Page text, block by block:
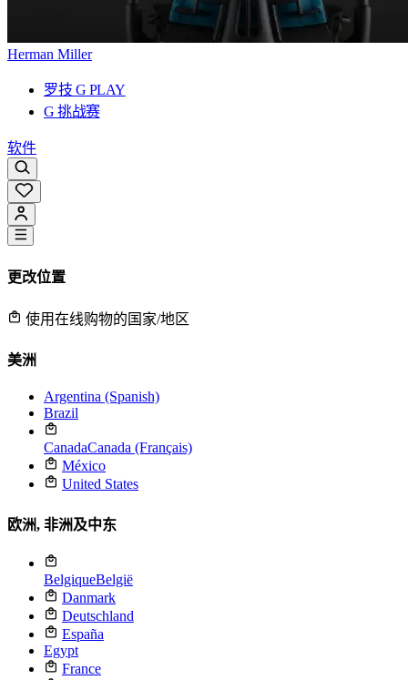
Herman Miller
罗技 G PLAY
G 挑战赛
软件
更改位置
使用在线购物的国家/地区
美洲
Argentina (Spanish)
Brazil
CanadaCanada (Français)
México
United States
欧洲, 非洲及中东
BelgiqueBelgië
Danmark
Deutschland
España
Egypt
France